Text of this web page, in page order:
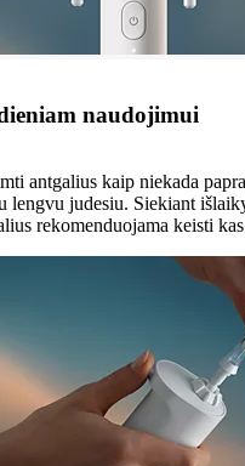
naudojimui
antgalius kaip niekada
lengvu judesiu. Siekiant
rekomenduojama keisti kas